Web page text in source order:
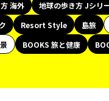
海外 地球の歩き方 Jシリ
Resort Style 島旅
BOOKS 旅と健康